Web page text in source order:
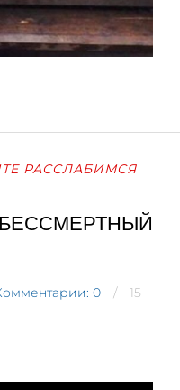
РАССЛАБИМСЯ
БЕССМЕРТНЫЙ
0
15